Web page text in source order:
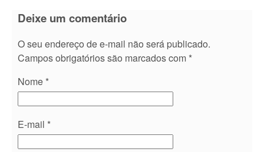
Deixe um comentário
O seu endereço de e-mail não será publicado.
Campos obrigatórios são marcados com *
Nome *
E-mail *